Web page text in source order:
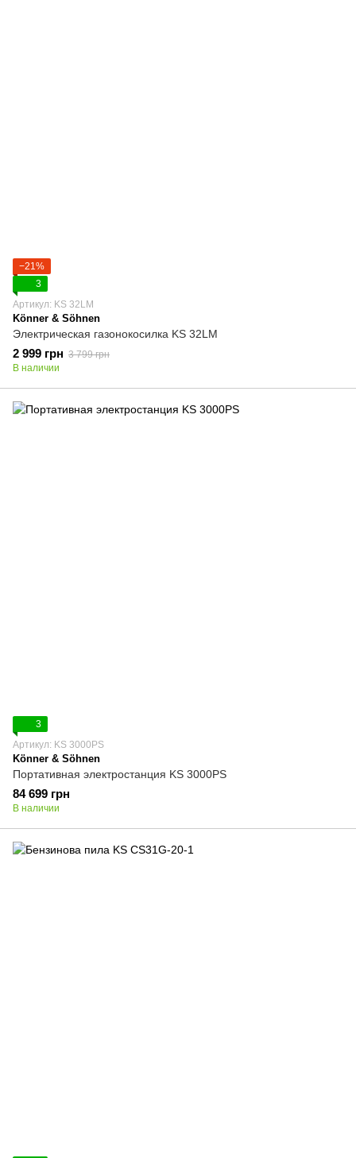
−21%
3
Артикул: KS 32LM
Könner & Söhnen
Электрическая газонокосилка KS 32LM
2 999 грн 3 799 грн
В наличии
3
Артикул: KS 3000PS
Könner & Söhnen
Портативная электростанция KS 3000PS
84 699 грн
В наличии